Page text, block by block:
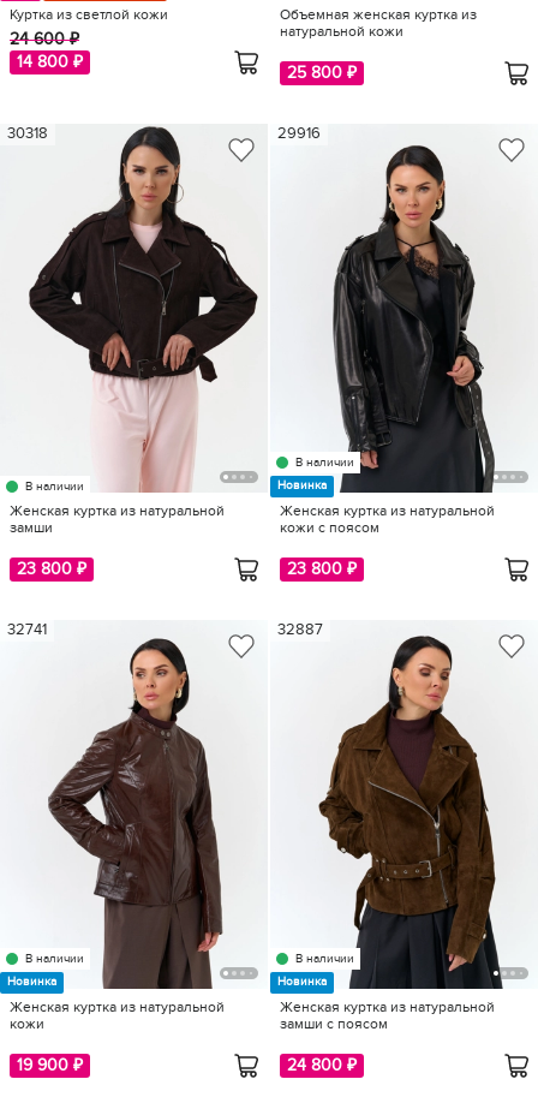
Куртка из светлой кожи
24 600 ₽
14 800 ₽
Объемная женская куртка из
натуральной кожи
25 800 ₽
В наличии
30318
Женская куртка из натуральной
замши
23 800 ₽
В наличии
Новинка
29916
Женская куртка из натуральной
кожи с поясом
23 800 ₽
В наличии
Новинка
32741
Женская куртка из натуральной
кожи
19 900 ₽
В наличии
Новинка
32887
Женская куртка из натуральной
замши с поясом
24 800 ₽